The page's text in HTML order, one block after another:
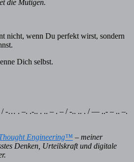
die Mutigen.
nicht, wenn Du perfekt wirst, sondern
Dich selbst.
. –. .-.. . .. – . – / -.. .. . / — ..- – .. –.
Engineering™ – meiner
Denken, Urteilskraft und digitale